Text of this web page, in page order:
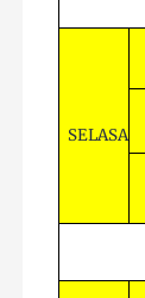
SELASA